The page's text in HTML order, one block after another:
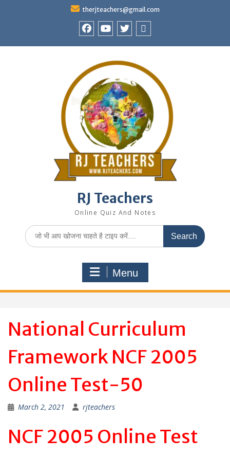
therjteachers@gmail.com
RJ Teachers
Online Quiz And Notes
Search
for:
Menu
National Curriculum
Framework NCF 2005
Online Test-50
March 2, 2021 rjteachers
NCF 2005 Online Test